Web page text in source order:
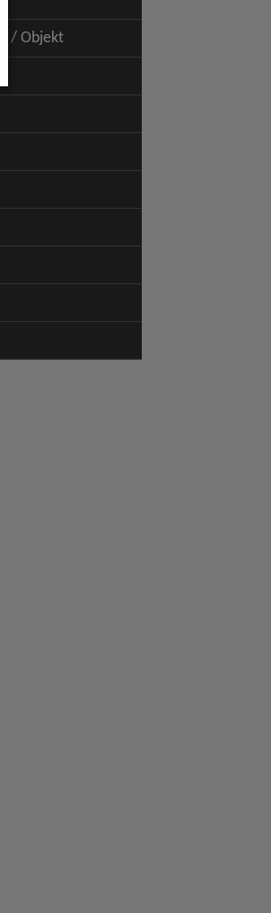
/ Objekt